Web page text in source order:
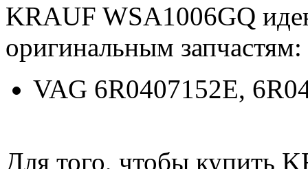
KRAUF WSA1006GQ
оригинальным запчастям:
VAG 6R0407152E,
Для того, чтобы купить